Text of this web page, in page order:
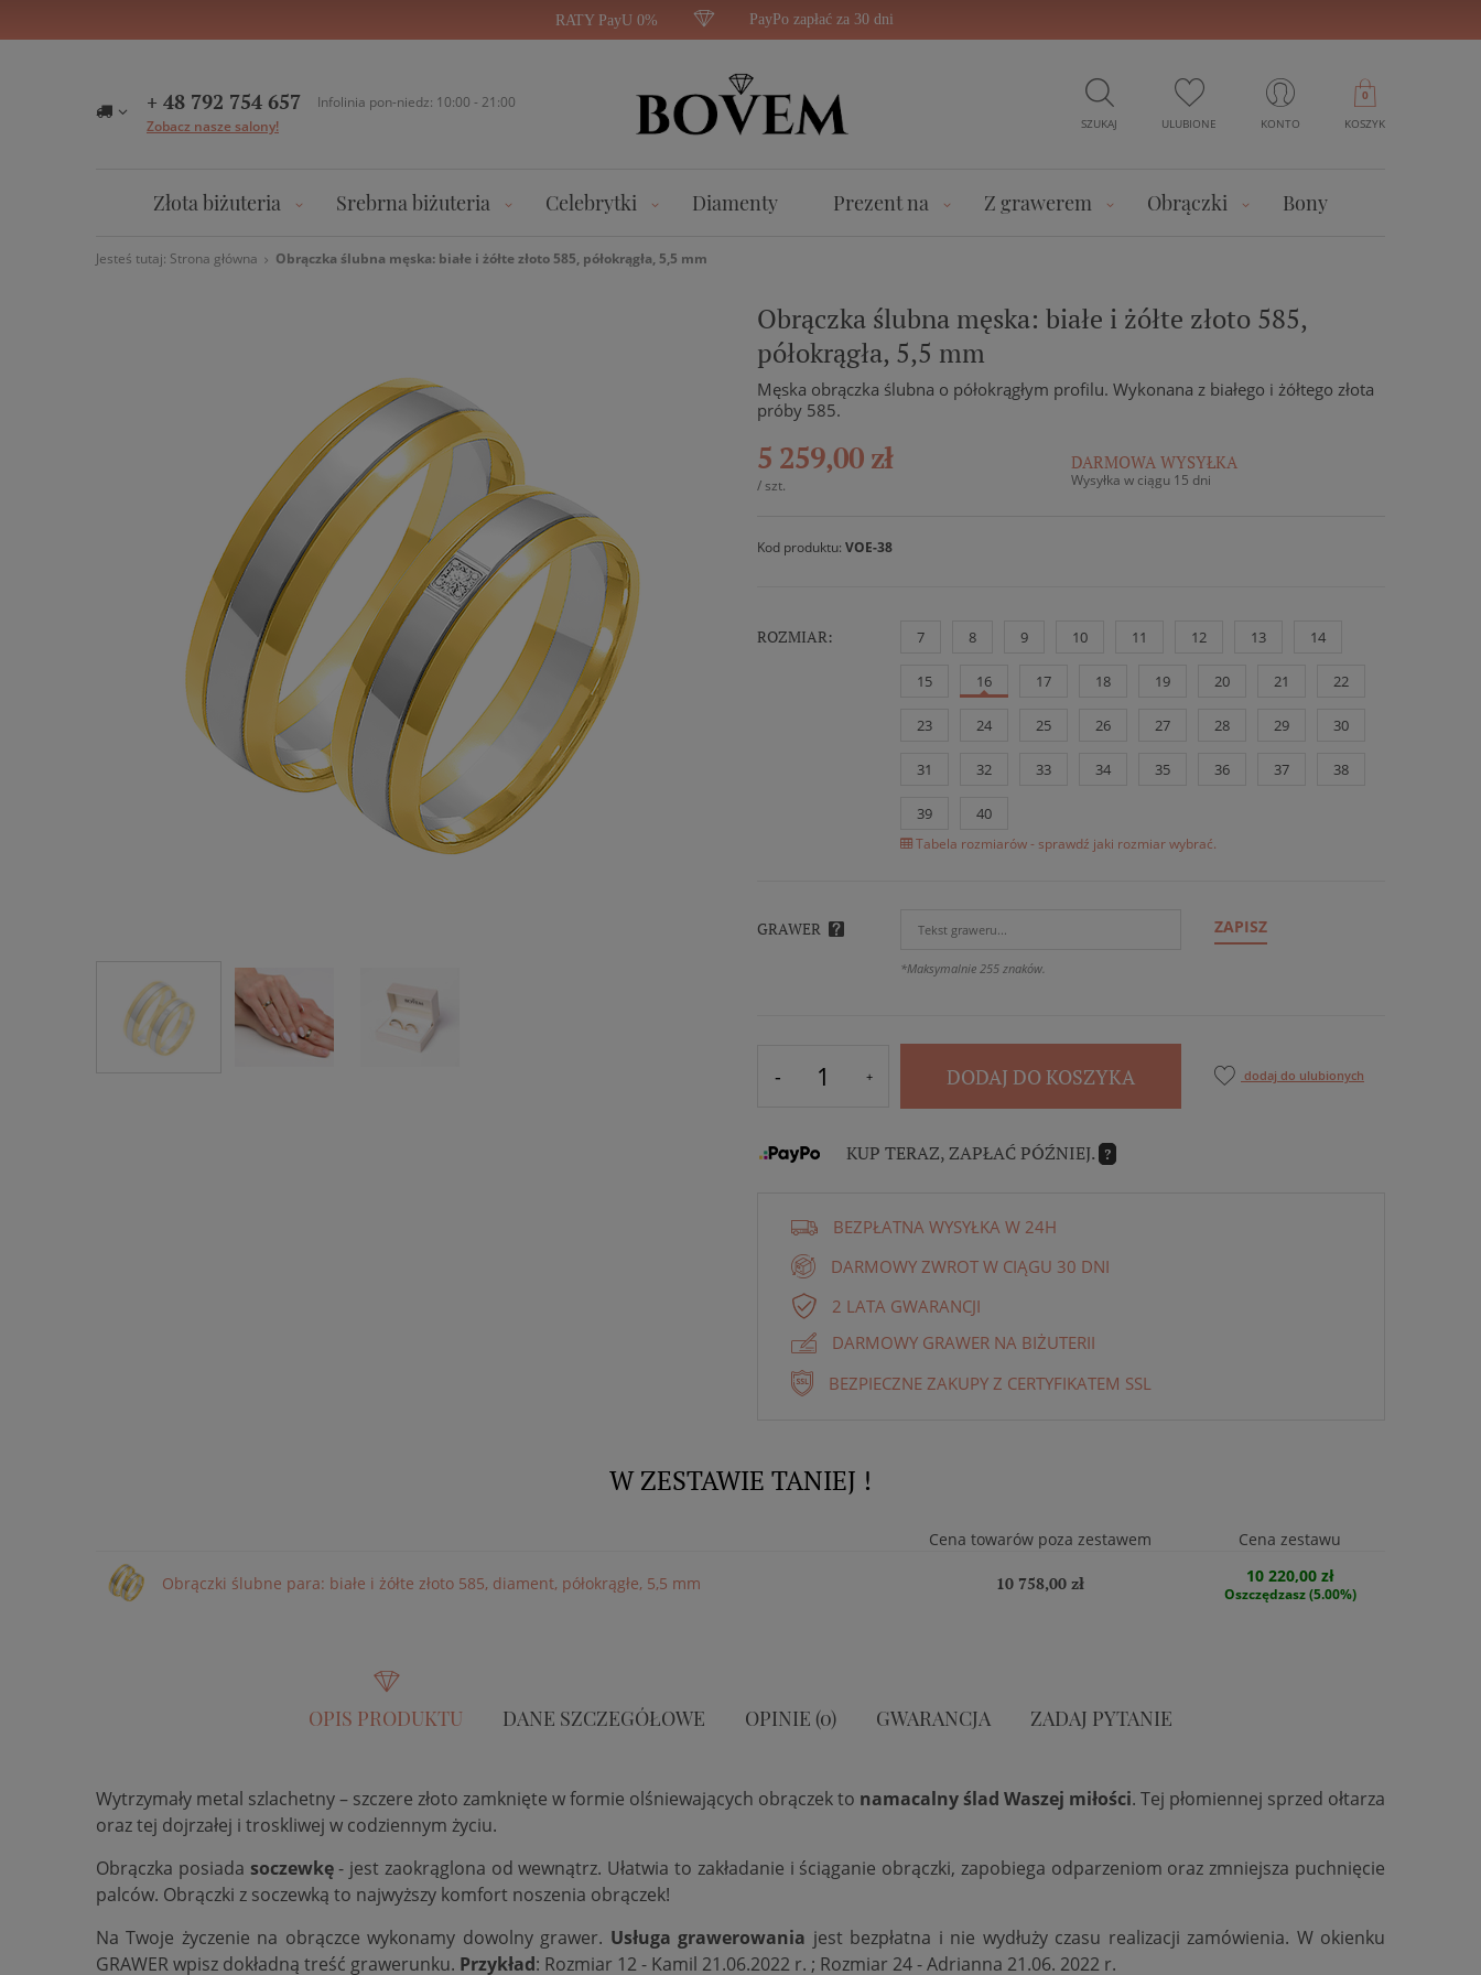
RATY PayU 0% PayPo zapłać za 30 dni
+ 48 792 754 657
Infolinia pon-niedz: 10:00 - 21:00
Zobacz nasze salony!
SZUKAJ ULUBIONE KONTO KOSZYK
0
Złota biżuteria Srebrna biżuteria Celebrytki Diamenty Prezent na Z grawerem Obrączki Bony
Jesteś tutaj: Strona główna Obrączka ślubna męska: białe i żółte złoto 585, półokrągła, 5,5 mm
Obrączka ślubna męska: białe i żółte złoto 585,
półokrągła, 5,5 mm
Męska obrączka ślubna o półokrągłym profilu. Wykonana z białego i żółtego złota
próby 585.
5 259,00 zł
/ szt.
DARMOWA WYSYŁKA
Wysyłka w ciągu 15 dni
Kod produktu: VOE-38
ROZMIAR: 7 8 9 10 11 12 13 14
15 16 17 18 19 20 21 22
23 24 25 26 27 28 29 30
31 32 33 34 35 36 37 38
39 40
Tabela rozmiarów - sprawdź jaki rozmiar wybrać.
GRAWER ZAPISZ
*Maksymalnie 255 znaków.
DODAJ DO KOSZYKA dodaj do ulubionych
KUP TERAZ, ZAPŁAĆ PÓŹNIEJ. ?
BEZPŁATNA WYSYŁKA W 24H
DARMOWY ZWROT W CIĄGU 30 DNI
2 LATA GWARANCJI
DARMOWY GRAWER NA BIŻUTERII
BEZPIECZNE ZAKUPY Z CERTYFIKATEM SSL
W ZESTAWIE TANIEJ !
Cena towarów poza zestawem Cena zestawu
Obrączki ślubne para: białe i żółte złoto 585, diament, półokrągłe, 5,5 mm 10 758,00 zł 10 220,00 zł
Oszczędzasz (5.00%)
OPIS PRODUKTU DANE SZCZEGÓŁOWE OPINIE (0) GWARANCJA ZADAJ PYTANIE
Wytrzymały metal szlachetny – szczere złoto zamknięte w formie olśniewających obrączek to namacalny ślad Waszej miłości. Tej płomiennej sprzed ołtarza
oraz tej dojrzałej i troskliwej w codziennym życiu.
Obrączka posiada soczewkę- jest zaokrąglona od wewnątrz. Ułatwia to zakładanie i ściąganie obrączki, zapobiega odparzeniom oraz zmniejsza puchnięcie
palców. Obrączki z soczewką to najwyższy komfort noszenia obrączek!
Na Twoje życzenie na obrączce wykonamy dowolny grawer. Usługa grawerowania jest bezpłatna i nie wydłuży czasu realizacji zamówienia. W okienku
GRAWER wpisz dokładną treść grawerunku. Przykład: Rozmiar 12 - Kamil 21.06.2022 r. ; Rozmiar 24 - Adrianna 21.06. 2022 r.